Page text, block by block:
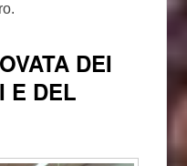
DEI
E DEL